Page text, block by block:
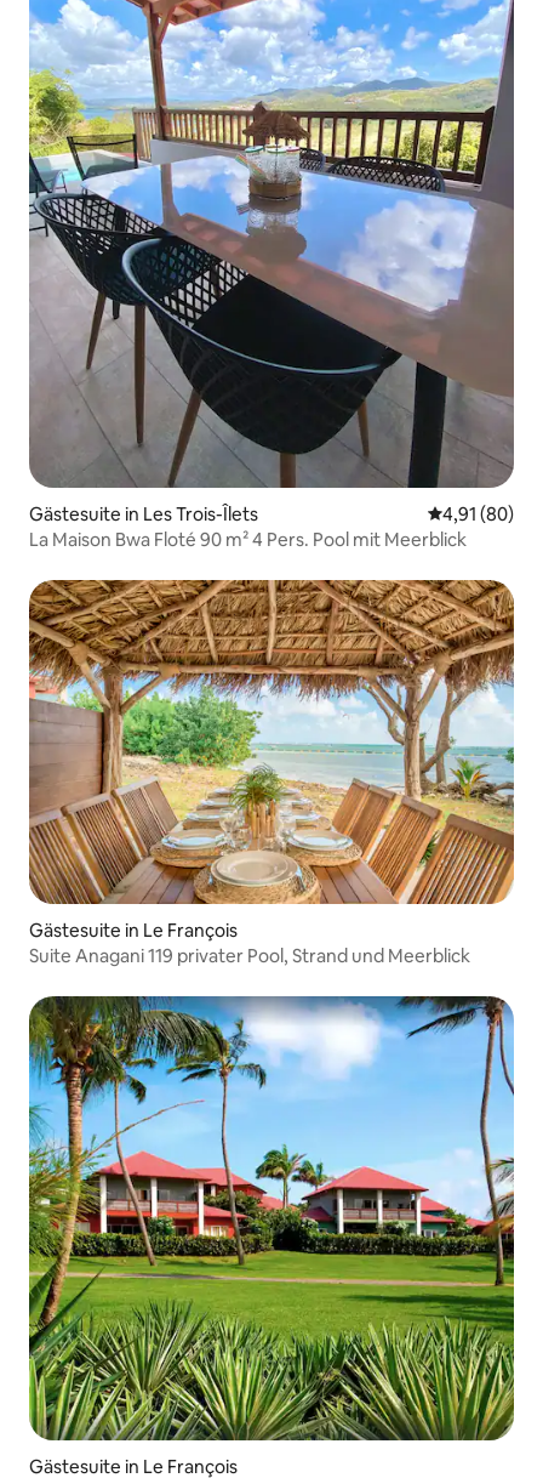
Gästesuite in Les Trois-Îlets
4,91 (80)
La Maison Bwa Floté 90 m² 4 Pers. Pool mit Meerblick
Gästesuite in Le François
Suite Anagani 119 privater Pool, Strand und Meerblick
Gästesuite in Le François